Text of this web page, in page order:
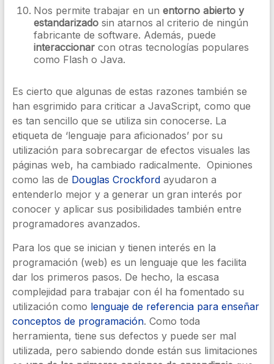
Nos permite trabajar en un entorno abierto y
estandarizadosin atarnos al criterio de ningún
fabricante de software. Además, puede
interaccionarcon otras tecnologías populares
como Flash o Java.
Es cierto que algunas de estas razones también se
han esgrimido para criticar a JavaScript, como que
es tan sencillo que se utiliza sin conocerse. La
etiqueta de ‘lenguaje para aficionados’ por su
utilización para sobrecargar de efectos visuales las
páginas web, ha cambiado radicalmente. Opiniones
como las de Douglas Crockfordayudaron a
entenderlo mejor y a generar un gran interés por
conocer y aplicar sus posibilidades también entre
programadores avanzados.
Para los que se inician y tienen interés en la
programación (web) es un lenguaje que les facilita
dar los primeros pasos. De hecho, la escasa
complejidad para trabajar con él ha fomentado su
utilización como lenguaje de referencia para enseñar
conceptos de programación. Como toda
herramienta, tiene sus defectos y puede ser mal
utilizada, pero sabiendo donde están sus limitaciones